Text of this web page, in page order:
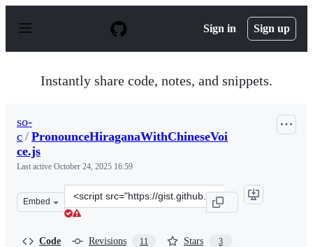
p
Sign in Sign up
Instantly share code, notes, and snippets.
so-
c / PronounceHiraganaWithChineseVoi
ce.js
Last active October 24, 2025 16:59
Embed
Clone
this
Code Revisions 11 Stars 3